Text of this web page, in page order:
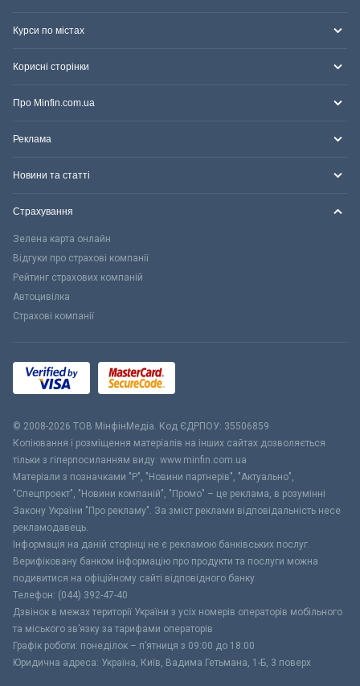
Курси по містах
Корисні сторінки
Про Minfin.com.ua
Реклама
Новини та статті
Страхування
Зелена карта онлайн
Відгуки про страхові компанії
Рейтинг страхових компаній
Автоцивілка
Страхові компанії
© 2008-2026 ТОВ МiнфiнМедiа. Код ЄДРПОУ: 35506859
Копіювання і розміщення матеріалів на інших сайтах дозволяється
тільки з гіперпосиланням виду: www.minfin.com.ua
Матеріали з позначками "Р", "Новини партнерів", "Актуально",
"Спецпроект", "Новини компаній", "Промо" – це реклама, в розумінні
Закону України "Про рекламу". За зміст реклами відповідальність несе
рекламодавець.
Інформація на даній сторінці не є рекламою банківських послуг.
Верифіковану банком інформацію про продукти та послуги можна
подивитися на офіційному сайті відповідного банку.
Телефон: (044) 392-47-40
Дзвінок в межах території України з усіх номерів операторів мобільного
та міського зв’язку за тарифами операторів
Графік роботи: понеділок – п’ятниця з 09:00 до 18:00
Юридична адреса: Україна, Київ, Вадима Гетьмана, 1-Б, 3 поверх